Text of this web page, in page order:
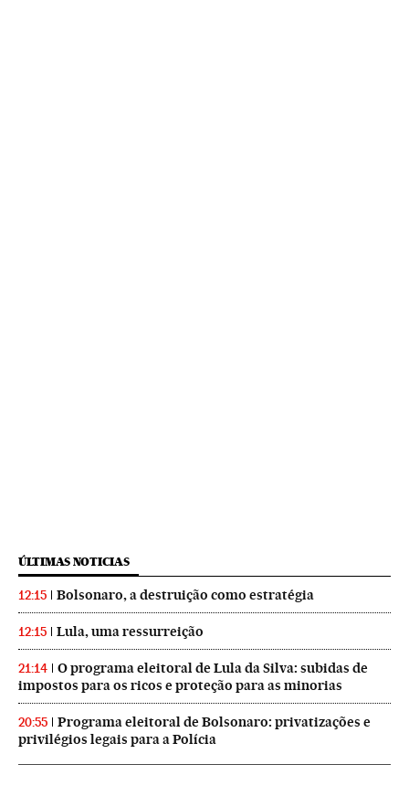
ÚLTIMAS NOTICIAS
12:15 Bolsonaro, a destruição como estratégia
12:15 Lula, uma ressurreição
21:14
O programa eleitoral de Lula da Silva: subidas de
impostos para os ricos e proteção para as minorias
20:55
Programa eleitoral de Bolsonaro: privatizações e
privilégios legais para a Polícia